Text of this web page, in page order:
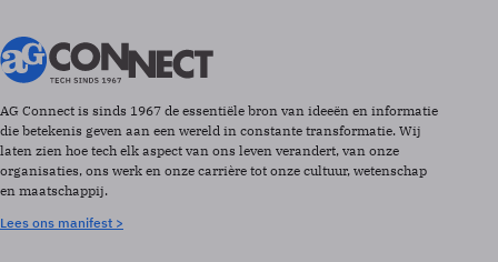
AG Connect is sinds 1967 de essentiële bron van ideeën en informatie
die betekenis geven aan een wereld in constante transformatie. Wij
laten zien hoe tech elk aspect van ons leven verandert, van onze
organisaties, ons werk en onze carrière tot onze cultuur, wetenschap
en maatschappij.
Lees ons manifest >